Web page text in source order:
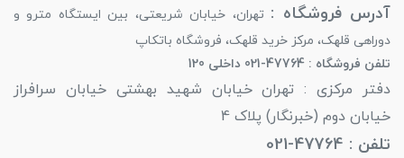
آدرس فروشگاه : تهران، خیابان شریعتی، بین ایستگاه مترو و
دوراهی قلهک، مرکز خرید قلهک، فروشگاه باتکاپ
تلفن فروشگاه : 47764-021 داخلی 120
دفتر مرکزی : تهران خیابان شهید بهشتی خیابان سرافراز
خیابان دوم (خبرنگار) پلاک 4
تلفن : 47764-021